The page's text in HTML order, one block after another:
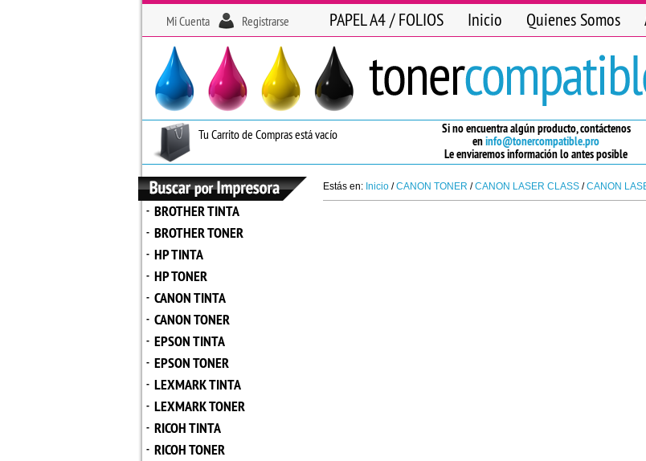
Mi Cuenta Registrarse PAPEL A4 / FOLIOS Inicio Quienes Somos
Si no encuentra algún producto, contáctenos
eninfo@tonercompatible.pro
Le enviaremos información lo antes posible
Tu Carrito de Compras está vacío
- BROTHER TINTA
- BROTHER TONER
- HP TINTA
- HP TONER
- CANON TINTA
- CANON TONER
- EPSON TINTA
- EPSON TONER
- LEXMARK TINTA
- LEXMARK TONER
- RICOH TINTA
- RICOH TONER
Estás en: Inicio /CANON TONER /CANON LASER CLASS /CANON